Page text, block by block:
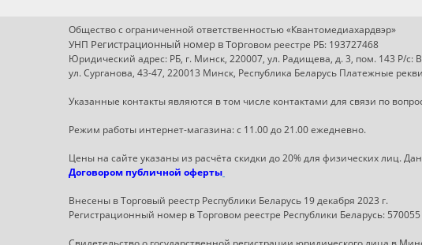
Общество с ограниченной ответственностью «Квантомедиахардвэр»
УНП Регистрационный номер в Торговом реестре РБ: 193727468
Юридический адрес: РБ, г. Минск, 220007, ул. Радищева, д. 3, пом. 143 Р/с:
ул. Сурганова, 43-47, 220013 Минск, Республика Беларусь Платежные
Указанные контакты являются в том числе контактами для связи по
Режим работы интернет-магазина: с 11.00 до 21.00 ежедневно.
Цены на сайте указаны из расчёта скидки до 20% для физических лиц.
Договором публичной оферты
Внесены в Торговый реестр Республики Беларусь 19 декабря 2023 г.
Регистрационный номер в Торговом реестре Республики Беларусь: 570055